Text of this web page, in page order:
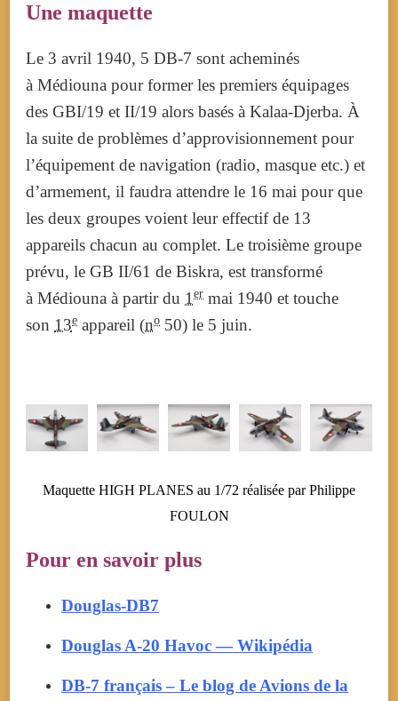
Une maquette
Le 3 avril 1940, 5 DB-7 sont acheminés
à Médiouna pour former les premiers équipages
des GBI/19 et II/19 alors basés à Kalaa-Djerba. À
la suite de problèmes d’approvisionnement pour
l’équipement de navigation (radio, masque etc.) et
d’armement, il faudra attendre le 16 mai pour que
les deux groupes voient leur effectif de 13
appareils chacun au complet. Le troisième groupe
prévu, le GB II/61 de Biskra, est transformé
à Médiouna à partir du 1er mai 1940 et touche
son 13e appareil (no 50) le 5 juin.
Maquette HIGH PLANES au 1/72 réalisée par Philippe
FOULON
Pour en savoir plus
Douglas-DB7
Douglas A-20 Havoc — Wikipédia
DB-7 français – Le blog de Avions de la